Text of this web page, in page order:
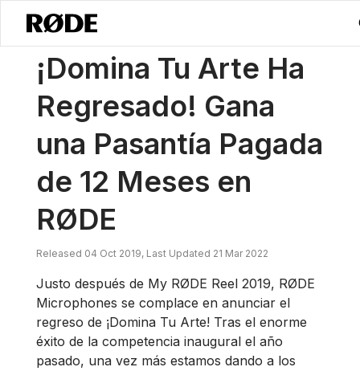
Noticias / ¡Domina Tu Oficio! Gana Una Pasantía Remunerada De 12
¡Domina Tu Arte Ha
Regresado! Gana
una Pasantía Pagada
de 12 Meses en
RØDE
Released 04 Oct 2019, Last Updated 21 Mar 2022
Justo después de My RØDE Reel 2019, RØDE
Microphones se complace en anunciar el
regreso de ¡Domina Tu Arte! Tras el enorme
éxito de la competencia inaugural el año
pasado, una vez más estamos dando a los